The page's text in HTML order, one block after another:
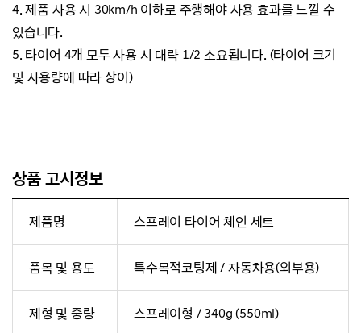
4. 제품 사용 시 30km/h 이하로 주행해야 사용 효과를 느낄 수
있습니다.
5. 타이어 4개 모두 사용 시 대략 1/2 소요됩니다. (타이어 크기
및 사용량에 따라 상이)
상품 고시정보
제품명 스프레이 타이어 체인 세트
품목 및 용도 특수목적코팅제 / 자동차용(외부용)
제형 및 중량 스프레이형 / 340g (550ml)